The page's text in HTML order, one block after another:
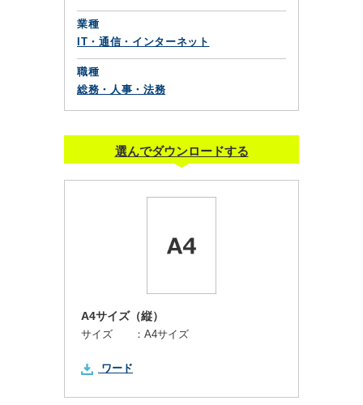
業種
IT・通信・インターネット
職種
総務・人事・法務
選んでダウンロードする
A4サイズ（縦）
サイズ ： A4サイズ
ワード